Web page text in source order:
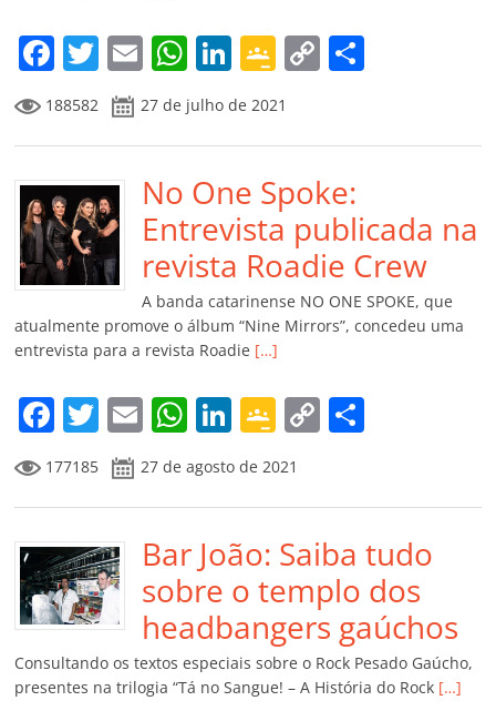
m
F
a
c
e
b
o
o
k
T
w
itt
er
E
m
ai
l
W
h
at
s
A
p
p
Li
n
k
e
dI
n
G
o
o
gl
e
Cl
a
ss
ro
o
m
C
y
Li
n
k
p
til
h
ar
188582 27 de julho de 2021
No One Spoke:
Entrevista publicada na
revista Roadie Crew
A banda catarinense NO ONE SPOKE, que
atualmente promove o álbum “Nine Mirrors”, concedeu uma
entrevista para a revista Roadie […]
F
a
c
e
b
o
o
k
T
w
itt
er
E
m
ai
l
W
at
s
A
p
p
Li
n
k
e
dI
n
G
o
o
gl
e
Cl
a
ss
ro
C
y
Li
n
k
p
ar
til
h
ar
177185 27 de agosto de 2021
Bar João: Saiba tudo
sobre o templo dos
headbangers gaúchos
Consultando os textos especiais sobre o Rock Pesado Gaúcho,
presentes na trilogia “Tá no Sangue! – A História do Rock […]